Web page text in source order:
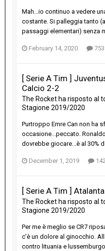
Mah...io continuo a vedere
costante. Si palleggia tanto
passaggi elementari) senza
February 14, 2020
[ Serie A Tim ]
Calcio 2-2
The Rocket ha risposto al
Stagione 2019/2020
Purtroppo Emre Can non ha
occasione...peccato.
dovrebbe giocare...è al 30%
December 1, 2019
[ Serie A Tim ]
The Rocket ha risposto al
Stagione 2019/2020
Per me è meglio se CR7
c'è un dolore al ginocchio.
contro lituania e